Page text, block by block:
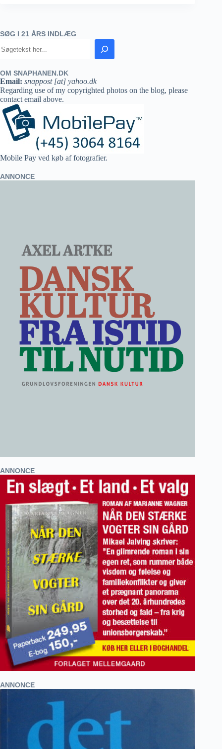
SØG I 21 ÅRS INDLÆG
OM SNAPHANEN.DK
Email: snappost [at] yahoo.dk
Regarding use of my copyrighted photos on the blog, please
contact email above.
Mobile Pay ved køb af fotografier.
ANNONCE
ANNONCE
ANNONCE